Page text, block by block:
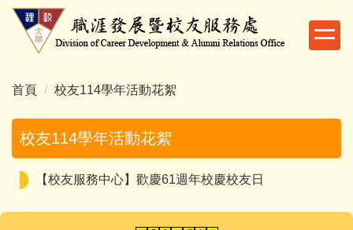
跳
內
區
首頁 校友114學年活動花絮
校友114學年活動花絮
【校友服務中心】歡慶61週年校慶校友日